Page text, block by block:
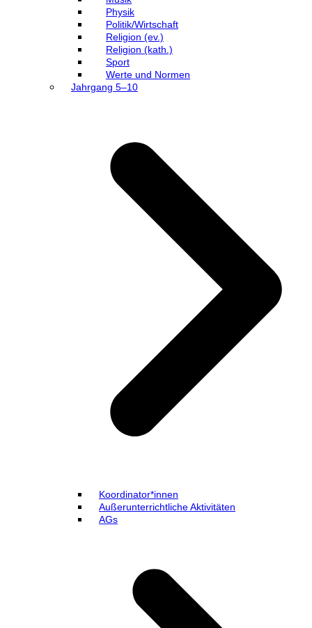
Physik
Politik/Wirtschaft
Religion (ev.)
Religion (kath.)
Sport
Werte und Normen
Jahrgang 5–10
Koordinator*innen
Außerunterrichtliche Aktivitäten
AGs